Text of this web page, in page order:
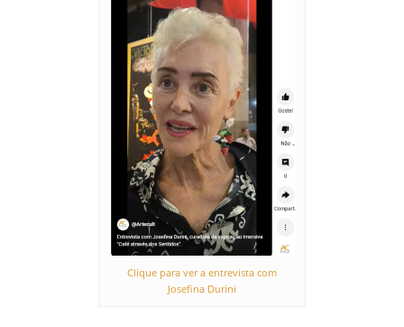
Clique para ver a entrevista com
Josefina Durini